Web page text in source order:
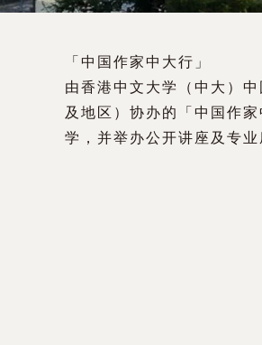
（内
「中国作家中大行」
由香港中文大学（中大）
及地区）协办的「中国作
学，并举办公开讲座及专